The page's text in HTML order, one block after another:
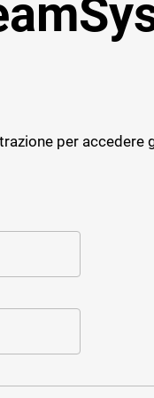
per accedere